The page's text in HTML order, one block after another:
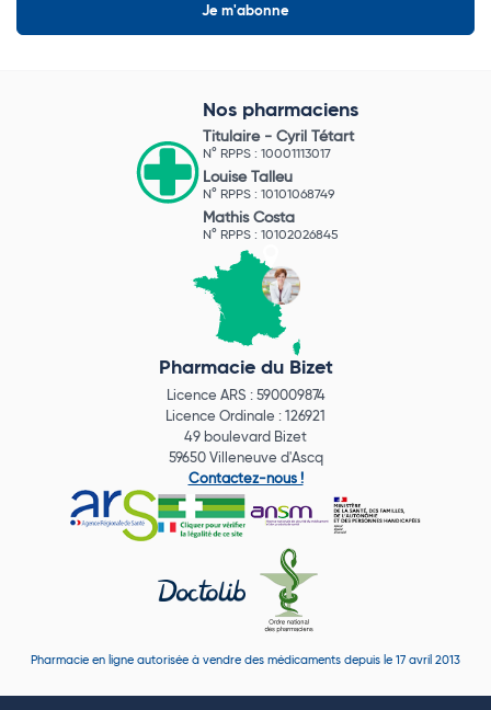
Nos pharmaciens
Titulaire - Cyril Tétart
N° RPPS : 10001113017
Louise Talleu
N° RPPS : 10101068749
Mathis Costa
N° RPPS : 10102026845
Pharmacie du Bizet
Licence ARS : 590009874
Licence Ordinale : 126921
49 boulevard Bizet
59650 Villeneuve d'Ascq
Contactez-nous !
Pharmacie en ligne autorisée à vendre des médicaments depuis le 17 avril 2013